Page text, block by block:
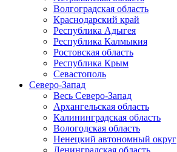
Волгоградская область
Краснодарский край
Республика Адыгея
Республика Калмыкия
Ростовская область
Республика Крым
Севастополь
Северо-Запад
Весь Северо-Запад
Архангельская область
Калининградская область
Вологодская область
Ненецкий автономный округ
Ленинградская область